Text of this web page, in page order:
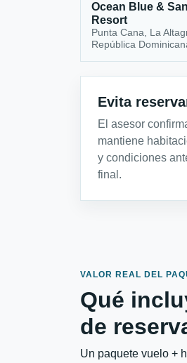
Ocean Blue &
Resort
Punta Cana, La
República
Evita
El asesor
mantiene
y condiciones
final.
VALOR REAL DEL
Qué
de
Un paquete vuelo +